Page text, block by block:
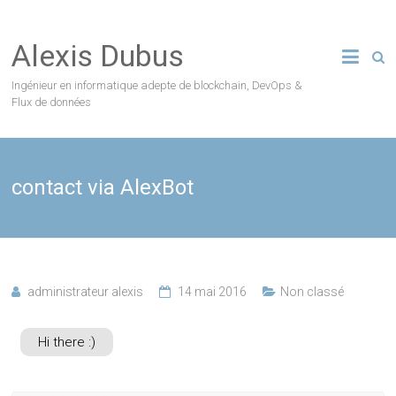
content
Alexis Dubus
Ingénieur en informatique adepte de blockchain, DevOps &
Flux de données
contact via AlexBot
administrateur alexis 14 mai 2016 Non classé
Hi there :)